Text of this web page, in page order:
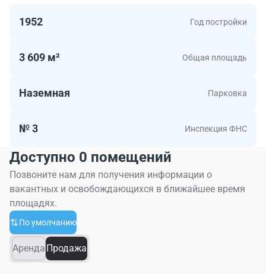
1952 Год постройки
3 609 м² Общая площадь
Наземная Парковка
№ 3 Инспекция ФНС
Доступно 0 помещений
Позвоните нам для получения информации о
вакантных и освобождающихся в ближайшее время
площадях.
По умолчанию
Аренда Продажа